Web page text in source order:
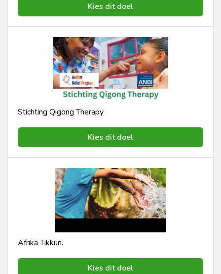
Kies dit doel
Stichting ​Qigong Therapy
Kies dit doel
Afrika Tikkun.
Kies dit doel